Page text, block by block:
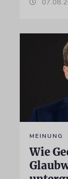
MEINUNG
Wie